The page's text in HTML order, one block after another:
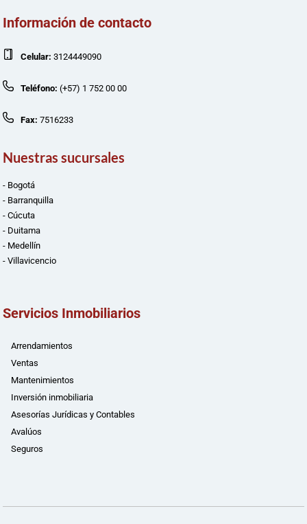
Información de contacto
Celular: 3124449090
Teléfono: (+57) 1 752 00 00
Fax: 7516233
Nuestras sucursales
- Bogotá
- Barranquilla
- Cúcuta
- Duitama
- Medellín
- Villavicencio
Servicios Inmobiliarios
Arrendamientos
Ventas
Mantenimientos
Inversión inmobiliaria
Asesorías Jurídicas y Contables
Avalúos
Seguros